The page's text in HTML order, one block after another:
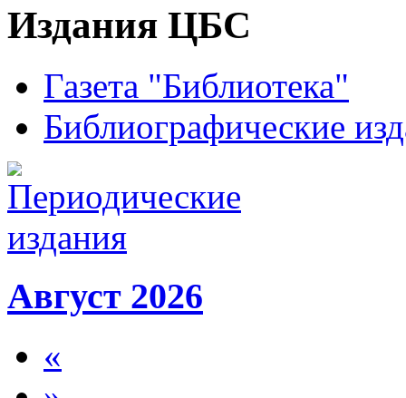
Издания ЦБС
Газета "Библиотека"
Библиографические
Август 2026
«